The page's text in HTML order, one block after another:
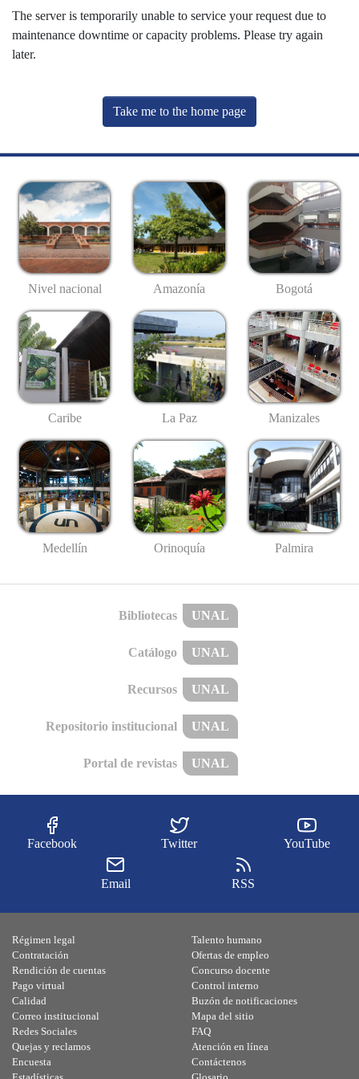
The server is temporarily unable to service your request due to
maintenance downtime or capacity problems. Please try again
later.
Take me to the home page
Nivel nacional Amazonía Bogotá
Caribe La Paz Manizales
Medellín Orinoquía Palmira
Bibliotecas UNAL
Catálogo UNAL
Recursos UNAL
Repositorio institucional UNAL
Portal de revistas UNAL
Facebook Twitter YouTube
Email RSS
Régimen legal
Contratación
Rendición de cuentas
Pago virtual
Calidad
Talento humano
Ofertas de empleo
Concurso docente
Control interno
Buzón de notificaciones
Correo institucional
Redes Sociales
Quejas y reclamos
Encuesta
Mapa del sitio
FAQ
Atención en línea
Contáctenos